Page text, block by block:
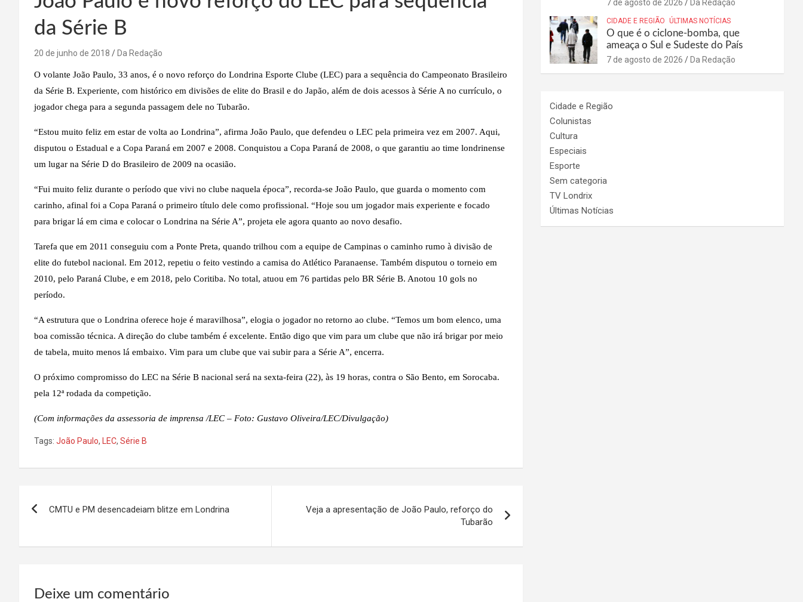
da Série B
20 de junho de 2018 Da Redação
O volante João Paulo, 33 anos, é o novo reforço do Londrina Esporte Clube (LEC) para a sequência do Campeonato Brasileiro
da Série B. Experiente, com histórico em divisões de elite do Brasil e do Japão, além de dois acessos à Série A no currículo, o
jogador chega para a segunda passagem dele no Tubarão.
“Estou muito feliz em estar de volta ao Londrina”, afirma João Paulo, que defendeu o LEC pela primeira vez em 2007. Aqui,
disputou o Estadual e a Copa Paraná em 2007 e 2008. Conquistou a Copa Paraná de 2008, o que garantiu ao time londrinense
um lugar na Série D do Brasileiro de 2009 na ocasião.
“Fui muito feliz durante o período que vivi no clube naquela época”, recorda-se João Paulo, que guarda o momento com
carinho, afinal foi a Copa Paraná o primeiro título dele como profissional. “Hoje sou um jogador mais experiente e focado
para brigar lá em cima e colocar o Londrina na Série A”, projeta ele agora quanto ao novo desafio.
Tarefa que em 2011 conseguiu com a Ponte Preta, quando trilhou com a equipe de Campinas o caminho rumo à divisão de
elite do futebol nacional. Em 2012, repetiu o feito vestindo a camisa do Atlético Paranaense. Também disputou o torneio em
2010, pelo Paraná Clube, e em 2018, pelo Coritiba. No total, atuou em 76 partidas pelo BR Série B. Anotou 10 gols no
período.
“A estrutura que o Londrina oferece hoje é maravilhosa”, elogia o jogador no retorno ao clube. “Temos um bom elenco, uma
boa comissão técnica. A direção do clube também é excelente. Então digo que vim para um clube que não irá brigar por meio
de tabela, muito menos lá embaixo. Vim para um clube que vai subir para a Série A”, encerra.
O próximo compromisso do LEC na Série B nacional será na sexta-feira (22), às 19 horas, contra o São Bento, em Sorocaba.
pela 12ª rodada da competição.
(Com informações da assessoria de imprensa /LEC – Foto: Gustavo Oliveira/LEC/Divulgação)
Tags: João Paulo, LEC, Série B
Post
CMTU e PM desencadeiam blitze em Londrina
Veja a apresentação de João Paulo, reforço do
Tubarão
Deixe um comentário
7 de agosto de 2026 Da Redação
CIDADE E REGIÃO ÚLTIMAS NOTÍCIAS
O que é o ciclone-bomba, que
ameaça o Sul e Sudeste do País
7 de agosto de 2026 Da Redação
Cidade e Região
Colunistas
Cultura
Especiais
Esporte
Sem categoria
TV Londrix
Últimas Notícias